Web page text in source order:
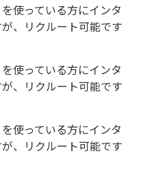
使っている方にインタ
、リクルート可能です
使っている方にインタ
、リクルート可能です
使っている方にインタ
、リクルート可能です